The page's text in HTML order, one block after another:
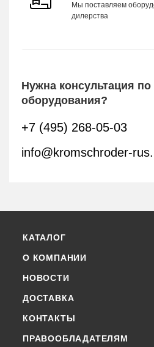
Мы поставляем
дилерства
Нужна консультация
оборудования?
+7 (495) 268-05-03
info@kromschroder-
КАТАЛОГ
О КОМПАНИИ
НОВОСТИ
ДОСТАВКА
КОНТАКТЫ
ПРАВООБЛАДАТЕЛЯМ